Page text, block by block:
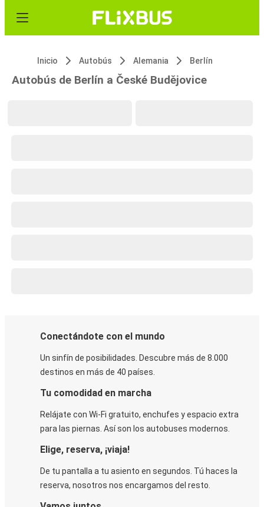
Inicio Autobús Alemania Berlín
Autobús de Berlín a České Budějovice
Conectándote con el mundo
Un sinfín de posibilidades. Descubre más de 8.000
destinos en más de 40 países.
Tu comodidad en marcha
Relájate con Wi-Fi gratuito, enchufes y espacio extra
para las piernas. Así son los autobuses modernos.
Elige, reserva, ¡viaja!
De tu pantalla a tu asiento en segundos. Tú haces la
reserva, nosotros nos encargamos del resto.